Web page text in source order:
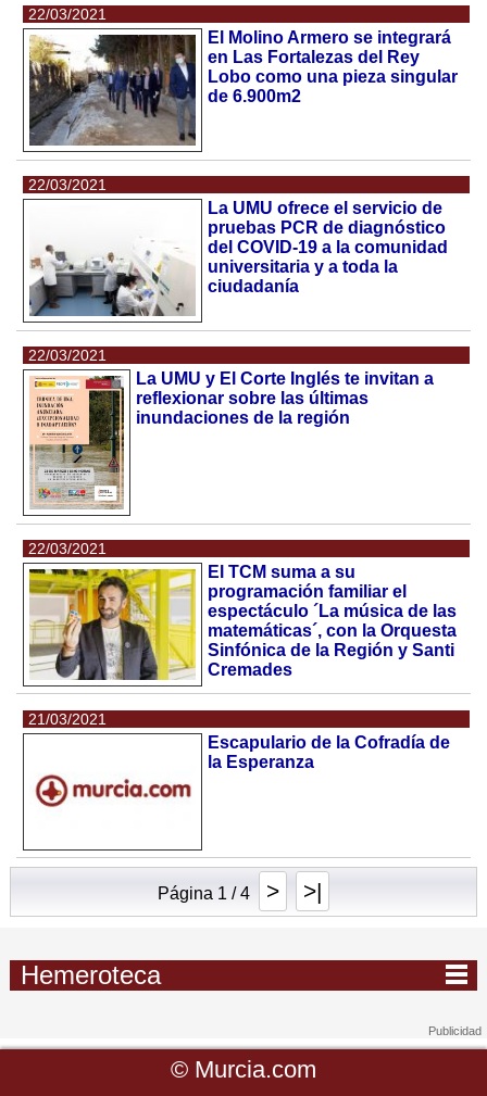
22/03/2021
El Molino Armero se integrará
en Las Fortalezas del Rey
Lobo como una pieza singular
de 6.900m2
22/03/2021
La UMU ofrece el servicio de
pruebas PCR de diagnóstico
del COVID-19 a la comunidad
universitaria y a toda la
ciudadanía
22/03/2021
La UMU y El Corte Inglés te invitan a
reflexionar sobre las últimas
inundaciones de la región
22/03/2021
El TCM suma a su
programación familiar el
espectáculo ´La música de las
matemáticas´, con la Orquesta
Sinfónica de la Región y Santi
Cremades
21/03/2021
Escapulario de la Cofradía de
la Esperanza
Página 1 / 4 > >|
Hemeroteca
© Murcia.com